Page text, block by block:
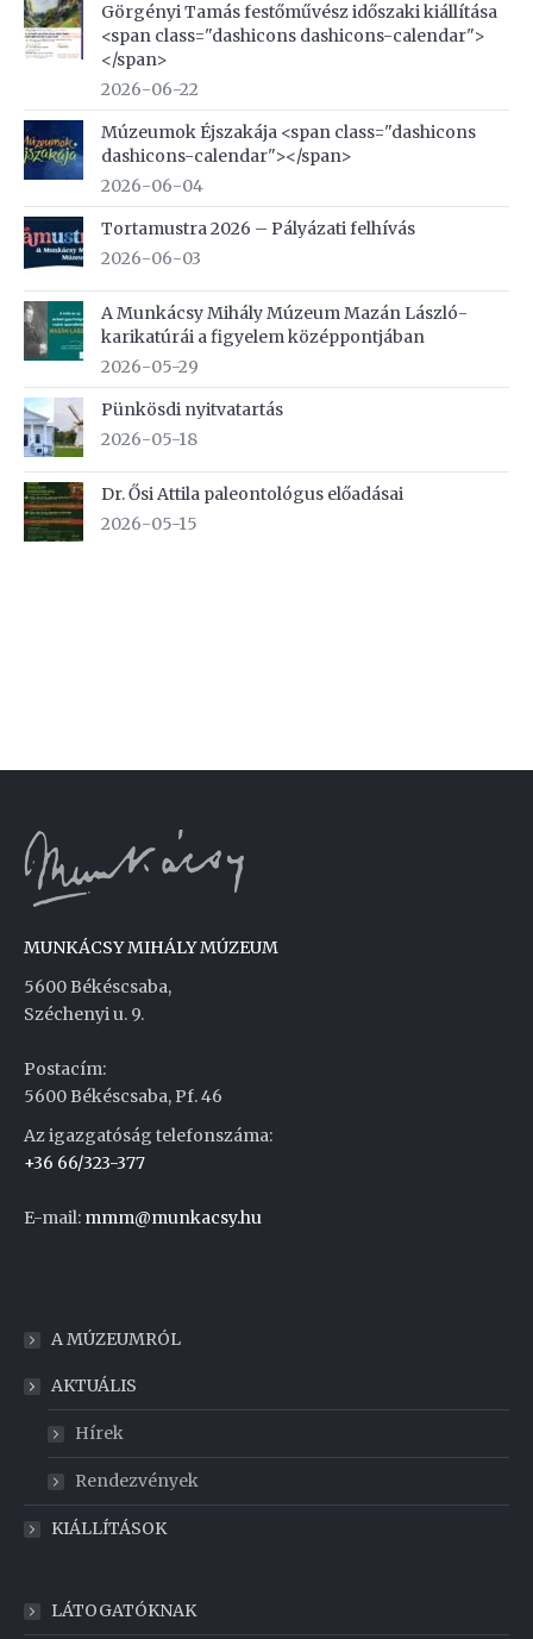
Görgényi Tamás festőművész időszaki kiállítása
<span class="dashicons dashicons-calendar">
</span>
2026-06-22
Múzeumok Éjszakája <span class="dashicons
dashicons-calendar"></span>
2026-06-04
Tortamustra 2026 – Pályázati felhívás
2026-06-03
A Munkácsy Mihály Múzeum Mazán László-
karikatúrái a figyelem középpontjában
2026-05-29
Pünkösdi nyitvatartás
2026-05-18
Dr. Ősi Attila paleontológus előadásai
2026-05-15
MUNKÁCSY MIHÁLY MÚZEUM
5600 Békéscsaba,
Széchenyi u. 9.
Postacím:
5600 Békéscsaba, Pf. 46
Az igazgatóság telefonszáma:
+36 66/323-377
E-mail: mmm@munkacsy.hu
A MÚZEUMRÓL
AKTUÁLIS
Hírek
Rendezvények
KIÁLLÍTÁSOK
LÁTOGATÓKNAK